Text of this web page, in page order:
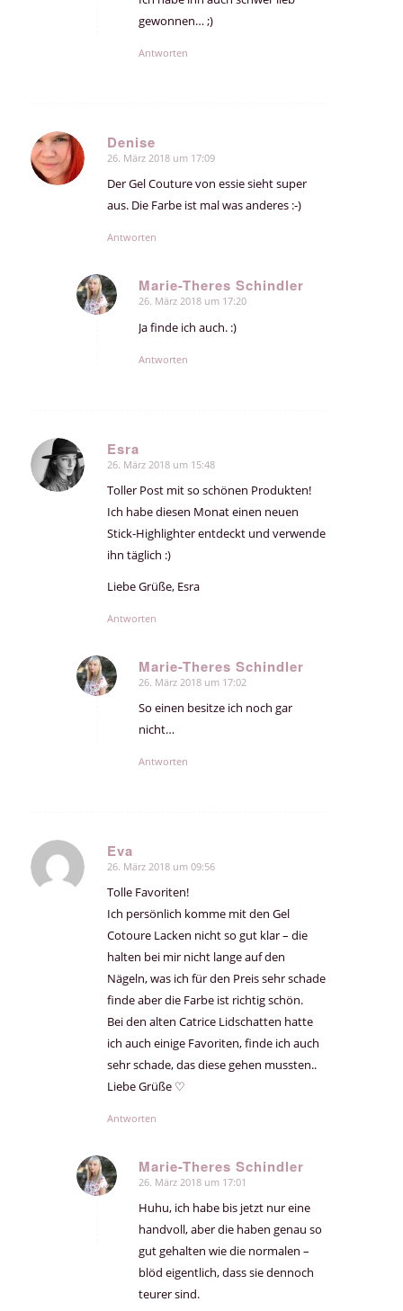
gewonnen… ;)
Antworten
Denise
sagte:
26. März 2018 um 17:09
Der Gel Couture von essie sieht super
aus. Die Farbe ist mal was anderes :-)
Antworten
Marie-Theres Schindler
sagte:
26. März 2018 um 17:20
Ja finde ich auch. :)
Antworten
Esra
sagte:
26. März 2018 um 15:48
Toller Post mit so schönen Produkten!
Ich habe diesen Monat einen neuen
Stick-Highlighter entdeckt und verwende
ihn täglich :)
Liebe Grüße, Esra
Antworten
Marie-Theres Schindler
sagte:
26. März 2018 um 17:02
So einen besitze ich noch gar
nicht…
Antworten
Eva
sagte:
26. März 2018 um 09:56
Tolle Favoriten!
Ich persönlich komme mit den Gel
Cotoure Lacken nicht so gut klar – die
halten bei mir nicht lange auf den
Nägeln, was ich für den Preis sehr schade
finde aber die Farbe ist richtig schön.
Bei den alten Catrice Lidschatten hatte
ich auch einige Favoriten, finde ich auch
sehr schade, das diese gehen mussten..
Liebe Grüße ♡
Antworten
Marie-Theres Schindler
sagte:
26. März 2018 um 17:01
Huhu, ich habe bis jetzt nur eine
handvoll, aber die haben genau so
gut gehalten wie die normalen –
blöd eigentlich, dass sie dennoch
teurer sind.